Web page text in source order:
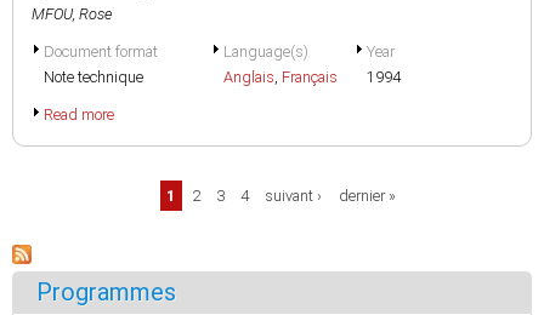
MFOU, Rose
Document format
Note technique
Language(s)
Anglais, Français
Year
1994
Read more
1 2 3 4 suivant › dernier »
Programmes